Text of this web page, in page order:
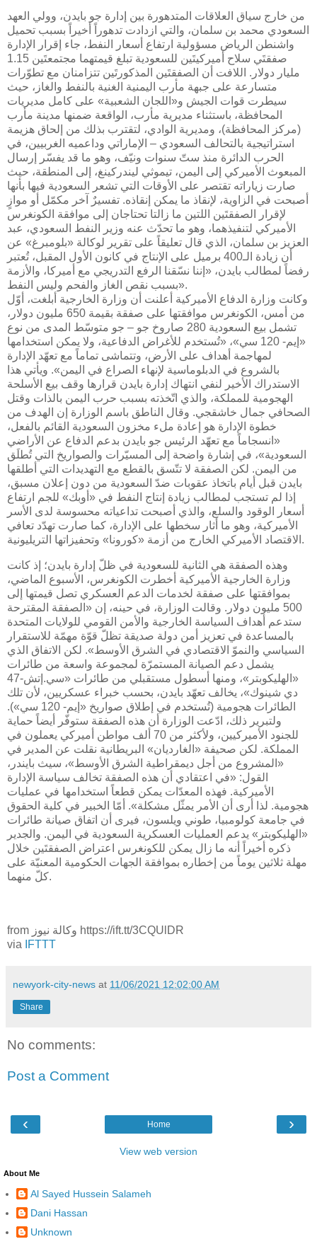
من خارج سياق العلاقات المتدهورة بين إدارة جو بايدن، وولي العهد
السعودي محمد بن سلمان، والتي ازدادت تدهوراً أخيراً بسبب تحميل
واشنطن الرياض مسؤولية ارتفاع أسعار النفط، جاء إقرار الإدارة
صفقتَي سلاح أميركيتَين للسعودية تبلغ قيمتهما مجتمعتَين 1.15
مليار دولار. اللافت أن الصفقتَين المذكورتَين تتزامنان مع تطوّرات
متسارعة على جبهة مأرب اليمنية الغنية بالنفط والغاز، حيث
سيطرت قوات الجيش و«اللجان الشعبية» على كامل مديريات
المحافظة، باستثناء مديرية مأرب، الواقعة ضمنها مدينة مأرب
(مركز المحافظة)، ومديرية الوادي، لتقترب بذلك من إلحاق هزيمة
استراتيجية بالتحالف السعودي – الإماراتي وداعميه الغربيين، في
الحرب الدائرة منذ ستّ سنوات ونيّف، وهو ما قد يفسّر إرسال
المبعوث الأميركي إلى اليمن، تيموثي ليندركينغ، إلى المنطقة، حيث
صارت زياراته تقتصر على الأوقات التي تشعر السعودية فيها بأنها
أصبحت في الزاوية، لإنقاذ ما يمكن إنقاذه. تفسيرٌ آخر مكمّل أو موازٍ
لإقرار الصفقتَين اللتين ما زالتا تحتاجان إلى موافقة الكونغرس
الأميركي لتنفيذهما، وهو ما تحدّث عنه وزير النفط السعودي، عبد
العزيز بن سلمان، الذي قال تعليقاً على تقرير لوكالة «بلومبرغ» عن
أن زيادة الـ400 برميل على الإنتاج في كانون الأول المقبل، تُعتبر
رفضاً لمطالب بايدن، «إننا نسّقنا الرفع التدريجي مع أميركا، والأزمة
بسبب نقص الغاز والفحم وليس النفط».
وكانت وزارة الدفاع الأميركية أعلنت أن وزارة الخارجية أبلغت، أوّل
من أمس، الكونغرس موافقتها على صفقة بقيمة 650 مليون دولار،
تشمل بيع السعودية 280 صاروخ جو – جو متوسّط المدى من نوع
«إيم- 120 سي»، «تُستخدم للأغراض الدفاعية، ولا يمكن استخدامها
لمهاجمة أهداف على الأرض، وتتماشى تماماً مع تعهّد الإدارة
بالشروع في الدبلوماسية لإنهاء الصراع في اليمن». ويأتي هذا
الاستدراك الأخير لنفي انتهاك إدارة بايدن قرارها وقف بيع الأسلحة
الهجومية للمملكة، والذي اتّخذته بسبب حرب اليمن بالذات وقتل
الصحافي جمال خاشقجي. وقال الناطق باسم الوزارة إن الهدف من
خطوة الإدارة هو إعادة ملء مخزون السعودية القائم بالفعل،
«انسجاماً مع تعهّد الرئيس جو بايدن بدعم الدفاع عن الأراضي
السعودية»، في إشارة واضحة إلى المسيّرات والصواريخ التي تُطلَق
من اليمن. لكن الصفقة لا تتّسق بالقطع مع التهديدات التي أطلقها
بايدن قبل أيام باتخاذ عقوبات ضدّ السعودية من دون إعلان مسبق،
إذا لم تستجب لمطالب زيادة إنتاج النفط في «أوبك» للجم ارتفاع
أسعار الوقود والسلع، والذي أصبحت تداعياته محسوسة لدى الأسر
الأميركية، وهو ما أثار سخطها على الإدارة، كما صارت تهدّد تعافي
الاقتصاد الأميركي الخارج من أزمة «كورونا» وتحفيزاتها التريليونية.
وهذه الصفقة هي الثانية للسعودية في ظلّ إدارة بايدن؛ إذ كانت
وزارة الخارجية الأميركية أخطرت الكونغرس، الأسبوع الماضي،
بموافقتها على صفقة لخدمات الدعم العسكري تصل قيمتها إلى
500 مليون دولار. وقالت الوزارة، في حينه، إن «الصفقة المقترحة
ستدعم أهداف السياسة الخارجية والأمن القومي للولايات المتحدة
بالمساعدة في تعزيز أمن دولة صديقة تظلّ قوّة مهمّة للاستقرار
السياسي والنموّ الاقتصادي في الشرق الأوسط». لكن الاتفاق الذي
يشمل دعم الصيانة المستمرّة لمجموعة واسعة من طائرات
«الهليكوبتر»، ومنها أسطول مستقبلي من طائرات «سي.إتش-47
دي شينوك»، يخالف تعهّد بايدن، بحسب خبراء عسكريين، لأن تلك
الطائرات هجومية (تُستخدم في إطلاق صواريخ «إيم- 120 سي»).
ولتبرير ذلك، ادّعت الوزارة أن هذه الصفقة ستوفّر أيضاً حماية
للجنود الأميركيين، ولأكثر من 70 ألف مواطن أميركي يعملون في
المملكة. لكن صحيفة «الغارديان» البريطانية نقلت عن المدير في
«المشروع من أجل ديمقراطية الشرق الأوسط»، سيث بايندر،
القول: «في اعتقادي أن هذه الصفقة تخالف سياسة الإدارة
الأميركية. فهذه المعدّات يمكن قطعاً استخدامها في عمليات
هجومية. لذا أرى أن الأمر يمثّل مشكلة». أمّا الخبير في كلية الحقوق
في جامعة كولومبيا، طوني ويلسون، فيرى أن اتفاق صيانة طائرات
«الهليكوبتر» يدعم العمليات العسكرية السعودية في اليمن. والجدير
ذكره أخيراً أنه ما زال يمكن للكونغرس اعتراض الصفقتَين خلال
مهلة ثلاثين يوماً من إخطاره بموافقة الجهات الحكومية المعنيّة على
كلّ منهما.
from وكالة نيوز https://ift.tt/3CQUlDR
via
IFTTT
newyork-city-news at 11/06/2021 12:02:00 AM
Share
No comments:
Post a Comment
‹ ›
Home
View web version
About Me
Al Sayed Hussein Salameh
Dani Hassan
Unknown